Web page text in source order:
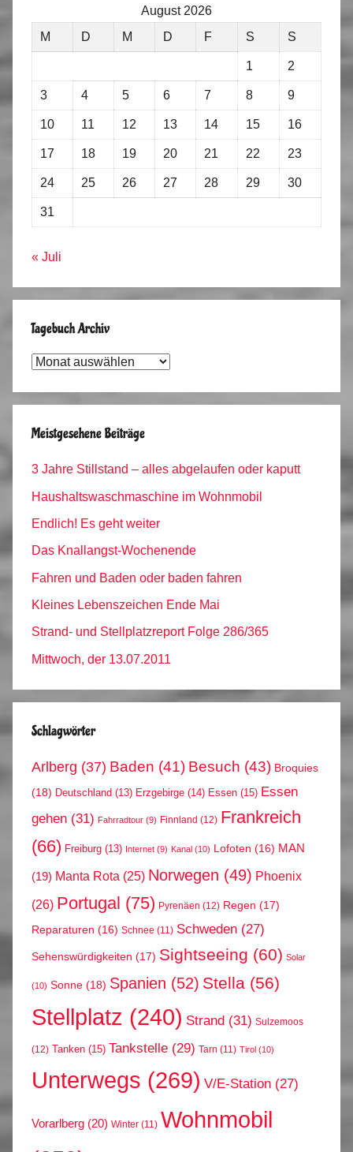
August 2026
M
D M D F S S
1 2
3 4 5 6 7 8 9
10 11 12 13 14 15 16
17 18 19 20 21 22 23
24 25 26 27 28 29 30
31
« Juli
Tagebuch Archiv
Tagebuch
Meistgesehene Beiträge
3 Jahre Stillstand – alles abgelaufen oder kaputt
Haushaltswaschmaschine im Wohnmobil
Endlich! Es geht weiter
Das Knallangst-Wochenende
Fahren und Baden oder baden fahren
Kleines Lebenszeichen Ende Mai
Strand- und Stellplatzreport Folge 286/365
Mittwoch, der 13.07.2011
Schlagwörter
Arlberg (37) Baden (41) Besuch (43) Broquies
(18) Deutschland (13) Erzgebirge (14) Essen (15) Essen
gehen (31) Fahrradtour (9) Finnland (12) Frankreich
(66) Freiburg (13) Internet (9) Kanal (10) Lofoten (16) MAN
(19) Manta Rota (25) Norwegen (49) Phoenix
(26) Portugal (75) Pyrenäen (12) Regen (17)
Reparaturen (16) Schnee (11) Schweden (27)
Sehenswürdigkeiten (17) Sightseeing (60) Solar
(10) Sonne (18) Spanien (52) Stella (56)
Stellplatz (240) Strand (31) Sulzemoos
(12) Tanken (15) Tankstelle (29) Tarn (11) Tirol (10)
Unterwegs (269) V/E-Station (27)
Vorarlberg (20) Winter (11) Wohnmobil